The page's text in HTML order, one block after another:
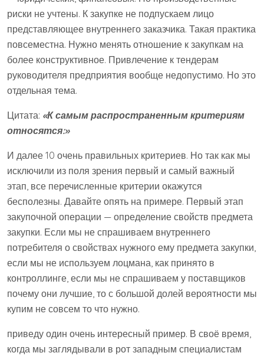
риски не учтены. К закупке не подпускаем лицо
представляющее внутреннего заказчика. Такая практика
повсеместна. Нужно менять отношение к закупкам на
более конструктивное. Привлечение к тендерам
руководителя предприятия вообще недопустимо. Но это
отдельная тема.
Цитата: «К самым распространенным критериям
относятся:»
И далее 10 очень правильных критериев. Но так как мы
исключили из поля зрения первый и самый важный
этап, все перечисленные критерии окажутся
бесполезны. Давайте опять на примере. Первый этап
закупочной операции — определение свойств предмета
закупки. Если мы не спрашиваем внутреннего
потребителя о свойствах нужного ему предмета закупки,
если мы не используем лоцмана, как принято в
контроллинге, если мы не спрашиваем у поставщиков
почему они лучшие, то с большой долей вероятности мы
купим не совсем то что нужно.
приведу один очень интересный пример. В своё время,
когда мы заглядывали в рот западным специалистам